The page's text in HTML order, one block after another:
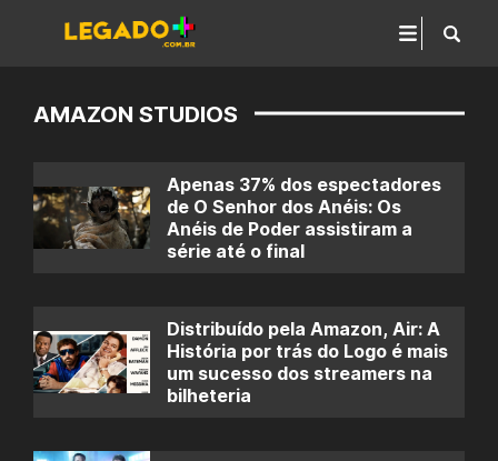
AMAZON STUDIOS
Apenas 37% dos espectadores
de O Senhor dos Anéis: Os
Anéis de Poder assistiram a
série até o final
Distribuído pela Amazon, Air: A
História por trás do Logo é mais
um sucesso dos streamers na
bilheteria